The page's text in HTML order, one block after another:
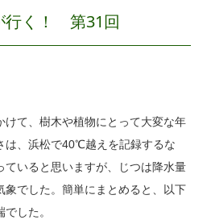
行く！ 第31回
けて、樹木や植物にとって大変な年
は、浜松で40℃越えを記録するな
ていると思いますが、じつは降水量
象でした。簡単にまとめると、以下
した。